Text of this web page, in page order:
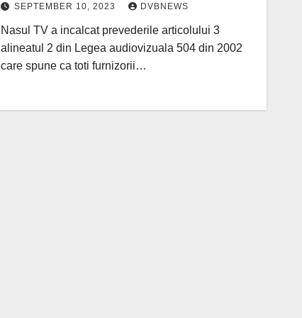
SEPTEMBER 10, 2023 DVBNEWS
Nasul TV a incalcat prevederile articolului 3
alineatul 2 din Legea audiovizuala 504 din 2002
care spune ca toti furnizorii…